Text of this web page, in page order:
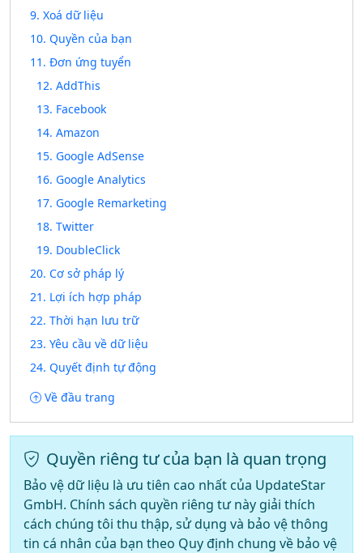
Quyền riêng tư của bạn là quan trọng
Bảo vệ dữ liệu là ưu tiên cao nhất của UpdateStar
GmbH. Chính sách quyền riêng tư này giải thích
cách chúng tôi thu thập, sử dụng và bảo vệ thông
tin cá nhân của bạn theo Quy định chung về bảo vệ
9. Xoá dữ liệu
10. Quyền của bạn
11. Đơn ứng tuyển
12. AddThis
13. Facebook
14. Amazon
15. Google AdSense
16. Google Analytics
17. Google Remarketing
18. Twitter
19. DoubleClick
20. Cơ sở pháp lý
21. Lợi ích hợp pháp
22. Thời hạn lưu trữ
23. Yêu cầu về dữ liệu
24. Quyết định tự động
Về đầu trang